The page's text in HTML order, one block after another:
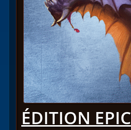
ÉDITION EPIC